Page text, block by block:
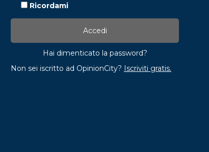
Ricordami
Hai dimenticato la password?
Non sei iscritto ad OpinionCity? Iscriviti gratis.